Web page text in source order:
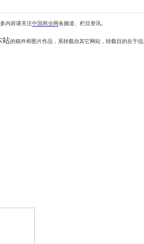
内容请关注中国商业网各频道、栏目资讯
站的稿件和图片作品，系转载自其它网站，转载目的在于